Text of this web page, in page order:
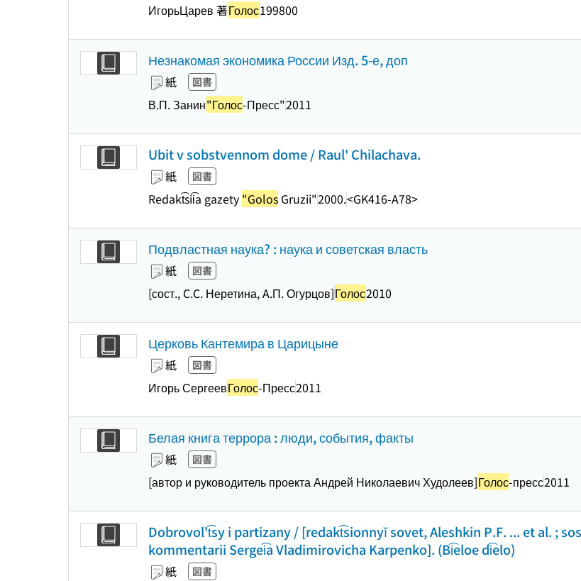
ИгорьЦарев 著Голос199800
Незнакомая экономика России Изд. 5-е, доп
紙 図書
В.П. Занин"Голос-Пресс"2011
Ubit v sobstvennom dome / Raul' Chilachava.
紙 図書
Redakt͡sii͡a gazety "Golos Gruzii"2000.<GK416-A78>
Подвластная наука? : наука и советская власть
紙 図書
[сост., C.C. Неретина, A.П. Огурцов]Голос2010
Церковь Кантемира в Царицыне
紙 図書
Игорь СергеевГолос-Пресс2011
Белая книга террора : люди, события, факты
紙 図書
[автор и руководитель проекта Андрей Николаевич Худолеев]Голос-пресс2011
Dobrovol't͡sy i partizany / [redakt͡sionnyĭ sovet, Aleshkin P.F. ... et al. ;
kommentarii Sergei͡a Vladimirovicha Karpenko]. (Bi͡eloe di͡elo)
紙 図書